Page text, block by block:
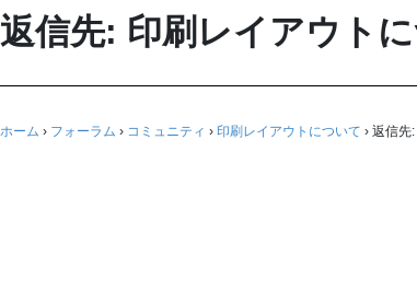
返信先: 印刷レイアウト
ホーム › フォーラム › コミュニティ › 印刷レイアウトについて › 返信先